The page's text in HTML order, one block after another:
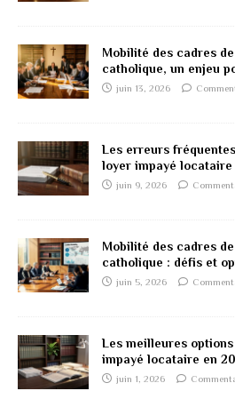
Mobilité des cadres
catholique, un enjeu
juin 13, 2026
Les erreurs
loyer impayé locataire
juin 9, 2026
Mobilité des cadres
catholique : défis et
juin 5, 2026
Les meilleures
impayé locataire en
juin 1, 2026